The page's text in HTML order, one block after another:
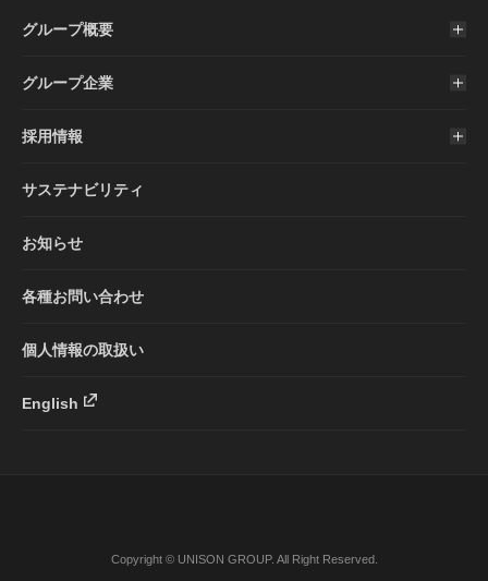
グループ概要
グループ企業
採用情報
サステナビリティ
お知らせ
各種お問い合わせ
個人情報の取扱い
English
Copyright © UNISON GROUP. All Right Reserved.